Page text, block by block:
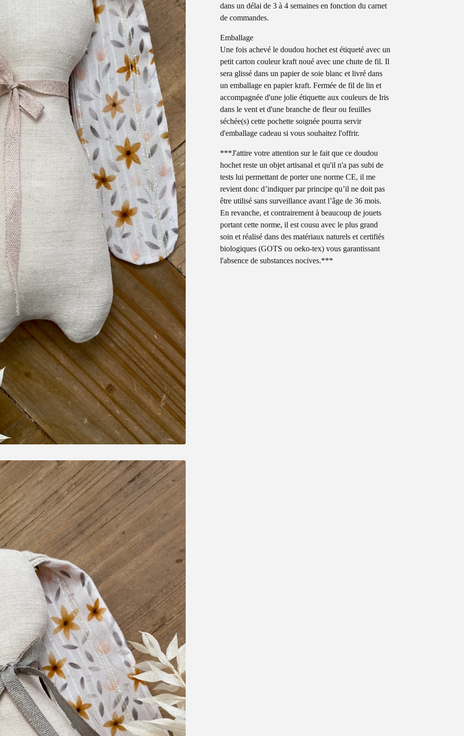
dans un délai de 3 à 4 semaines en fonction du carnet
de commandes.
Emballage
Une fois achevé le doudou hochet est étiqueté avec un
petit carton couleur kraft noué avec une chute de fil. Il
sera glissé dans un papier de soie blanc et livré dans
un emballage en papier kraft. Fermée de fil de lin et
accompagnée d'une jolie étiquette aux couleurs de Iris
dans le vent et d'une branche de fleur ou feuilles
séchée(s) cette pochette soignée pourra servir
d'emballage cadeau si vous souhaitez l'offrir.
***J'attire votre attention sur le fait que ce doudou
hochet reste un objet artisanal et qu'il n'a pas subi de
tests lui permettant de porter une norme CE, il me
revient donc d’indiquer par principe qu’il ne doit pas
être utilisé sans surveillance avant l’âge de 36 mois.
En revanche, et contrairement à beaucoup de jouets
portant cette norme, il est cousu avec le plus grand
soin et réalisé dans des matériaux naturels et certifiés
biologiques (GOTS ou oeko-tex) vous garantissant
l'absence de substances nocives.***